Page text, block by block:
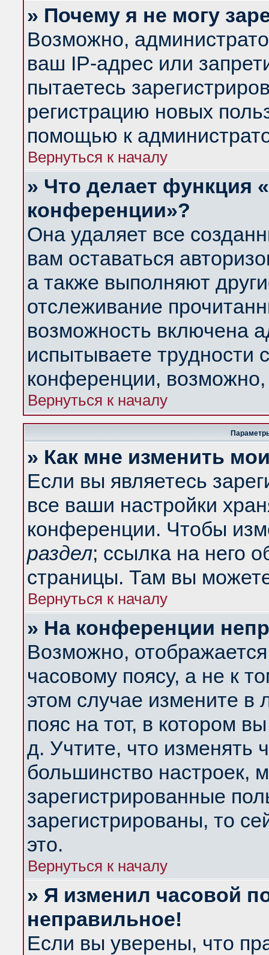
» Почему я не могу
Возможно,
ваш IP-адрес или
пытаетесь
регистрацию новых
помощью к
Вернуться к началу
» Что делает функция
конференции»?
Она удаляет все
вам оставаться
а также выполняют
отслеживание
возможность включена
испытываете трудности
конференции,
Вернуться к началу
» Как мне изменить
Если вы являетесь
все ваши настройки
конференции. Чтобы
раздел; ссылка на него
страницы. Там вы
Вернуться к началу
» На конференции
Возможно,
часовому поясу, а не к
этом случае измените в
пояс на тот, в котором
д. Учтите, что изменять
большинство настроек,
зарегистрированные
зарегистрированы, то
это.
Вернуться к началу
» Я изменил часовой
неправильное!
Если вы уверены, что